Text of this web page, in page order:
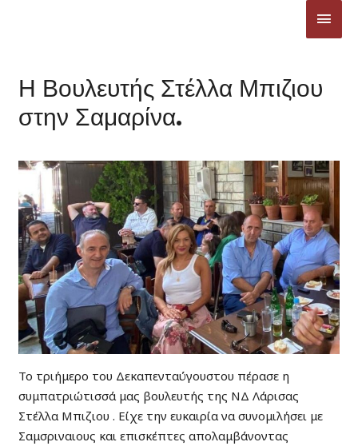
Η Βουλευτής Στέλλα Μπιζιου
στην Σαμαρίνα.
Το τριήμερο του Δεκαπενταύγουστου πέρασε η
συμπατριώτισσά μας βουλευτής της ΝΔ Λάρισας
Στέλλα Μπιζιου . Είχε την ευκαιρία να συνομιλήσει με
Σαμσριναιους και επισκέπτες απολαμβάνοντας